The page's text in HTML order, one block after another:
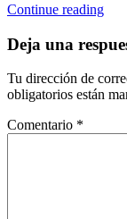
Continue reading
Deja una
Tu dirección de
obligatorios están
Comentario *